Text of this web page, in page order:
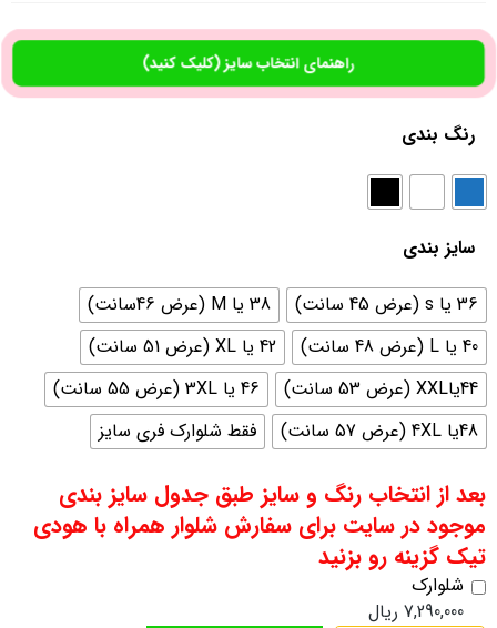
راهنمای انتخاب سایز (کلیک کنید)
رنگ بندی
سایز بندی
36 یا s (عرض 45 سانت)
38 یا M (عرض 46سانت)
40 یا L (عرض 48 سانت)
42 یا XL (عرض 51 سانت)
44یاXXL (عرض 53 سانت)
46 یا 3XL (عرض 55 سانت)
48یا 4XL (عرض 57 سانت)
فقط شلوارک فری سایز
بعد از انتخاب رنگ و سایز طبق جدول سایز بندی
موجود در سایت برای سفارش شلوار همراه با هودی
تیک گزینه رو بزنید
شلوارک
7,290,000 ریال